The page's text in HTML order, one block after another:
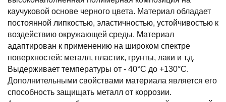
каучуковой основе черного цвета. Материал обладает
постоянной липкостью, эластичностью, устойчивостью к
воздействию окружающей среды. Материал
адаптирован к применению на широком спектре
поверхностей: металл, пластик, грунты, лаки и т.д.
Выдерживает температуры от - 40°С до +130°С.
Дополнительными свойствами материала является его
способность защищать металл от коррозии.